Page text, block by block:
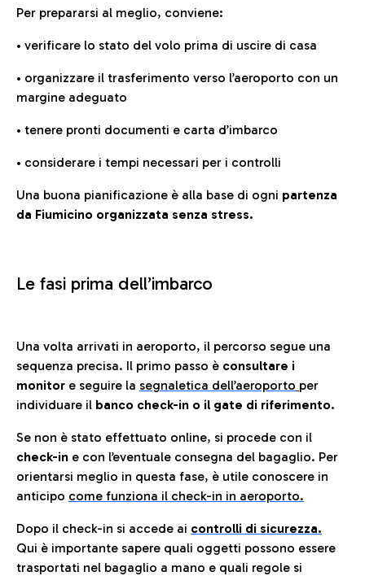
Per prepararsi al meglio, conviene:
• verificare lo stato del volo prima di uscire di casa
• organizzare il trasferimento verso l’aeroporto con un
margine adeguato
• tenere pronti documenti e carta d’imbarco
• considerare i tempi necessari per i controlli
Una buona pianificazione è alla base di ogni partenza
da Fiumicino organizzata senza stress.
Le fasi prima dell’imbarco
Una volta arrivati in aeroporto, il percorso segue una
sequenza precisa. Il primo passo è consultare i
monitor e seguire la segnaletica dell’aeroporto per
individuare il banco check-in o il gate di riferimento.
Se non è stato effettuato online, si procede con il
check-in e con l’eventuale consegna del bagaglio. Per
orientarsi meglio in questa fase, è utile conoscere in
anticipo come funziona il check-in in aeroporto.
Dopo il check-in si accede ai controlli di sicurezza.
Qui è importante sapere quali oggetti possono essere
trasportati nel bagaglio a mano e quali regole si